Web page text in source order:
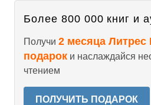
Более 800 000 книг и
Получи 2 месяца Литрес
подарок и наслаждайся
чтением
ПОЛУЧИТЬ ПОДАРОК